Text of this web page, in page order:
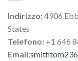
Indirizzo:4906
States
Telefono: +1 646
Email: